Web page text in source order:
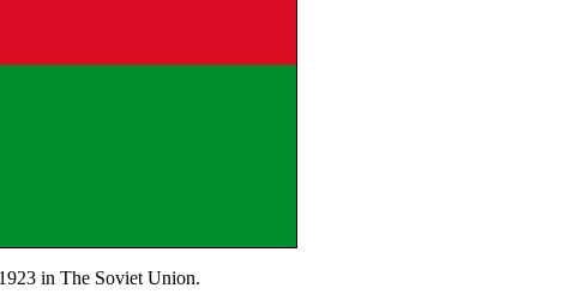
in The Soviet Union.